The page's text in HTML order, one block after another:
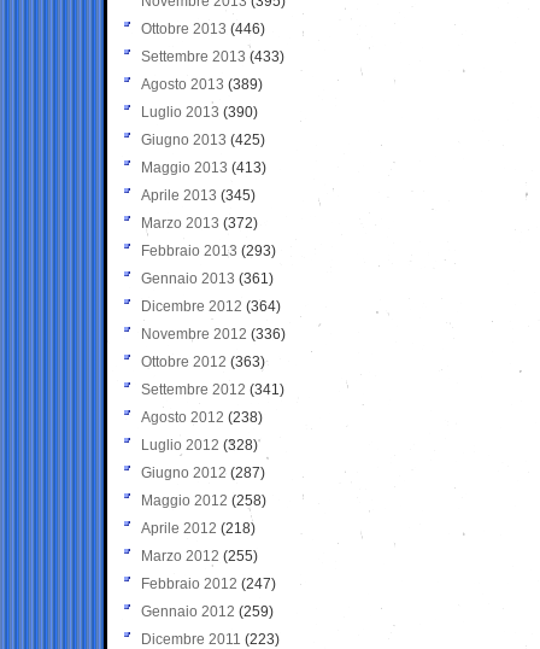
Ottobre 2013 (446)
Settembre 2013 (433)
Agosto 2013 (389)
Luglio 2013 (390)
Giugno 2013 (425)
Maggio 2013 (413)
Aprile 2013 (345)
Marzo 2013 (372)
Febbraio 2013 (293)
Gennaio 2013 (361)
Dicembre 2012 (364)
Novembre 2012 (336)
Ottobre 2012 (363)
Settembre 2012 (341)
Agosto 2012 (238)
Luglio 2012 (328)
Giugno 2012 (287)
Maggio 2012 (258)
Aprile 2012 (218)
Marzo 2012 (255)
Febbraio 2012 (247)
Gennaio 2012 (259)
Dicembre 2011 (223)